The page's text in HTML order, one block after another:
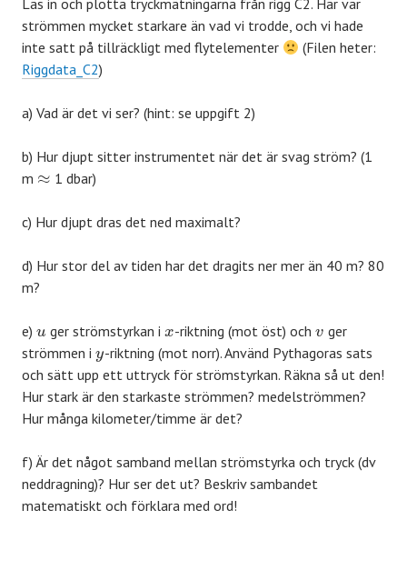
Läs in och plotta tryckmätningarna från rigg C2. Här var
strömmen mycket starkare än vad vi trodde, och vi hade
inte satt på tillräckligt med flytelementer
(Filen heter:
Riggdata_C2)
a) Vad är det vi ser? (hint: se uppgift 2)
b) Hur djupt sitter instrumentet när det är svag ström? (1
m ≈ 1 dbar)
c) Hur djupt dras det ned maximalt?
d) Hur stor del av tiden har det dragits ner mer än 40 m? 80
m?
e) u ger strömstyrkan ix-riktning (mot öst) ochv ger
strömmen i y-riktning (mot norr). Använd Pythagoras sats
och sätt upp ett uttryck för strömstyrkan. Räkna så ut den!
Hur stark är den starkaste strömmen? medelströmmen?
Hur många kilometer/timme är det?
f) Är det något samband mellan strömstyrka och tryck (dv
neddragning)? Hur ser det ut? Beskriv sambandet
matematiskt och förklara med ord!